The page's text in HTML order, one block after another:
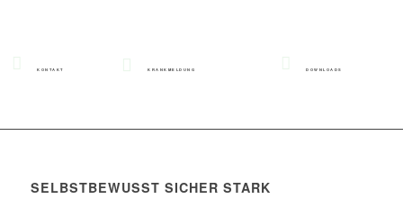
KONTAKT KRANKMELDUNG DOWNLOADS
SELBSTBEWUSST SICHER STARK